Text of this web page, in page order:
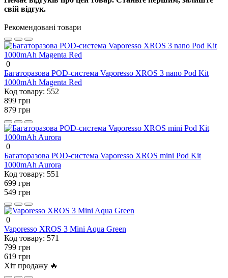
свій відгук.
Рекомендовані товари
0
Багаторазова POD-система Vaporesso XROS 3 nano Pod Kit
1000mAh Magenta Red
Код товару: 552
899 грн
879 грн
0
Багаторазова POD-система Vaporesso XROS mini Pod Kit
1000mAh Aurora
Код товару: 551
699 грн
549 грн
0
Vaporesso XROS 3 Mini Aqua Green
Код товару: 571
799 грн
619 грн
Хіт продажу 🔥